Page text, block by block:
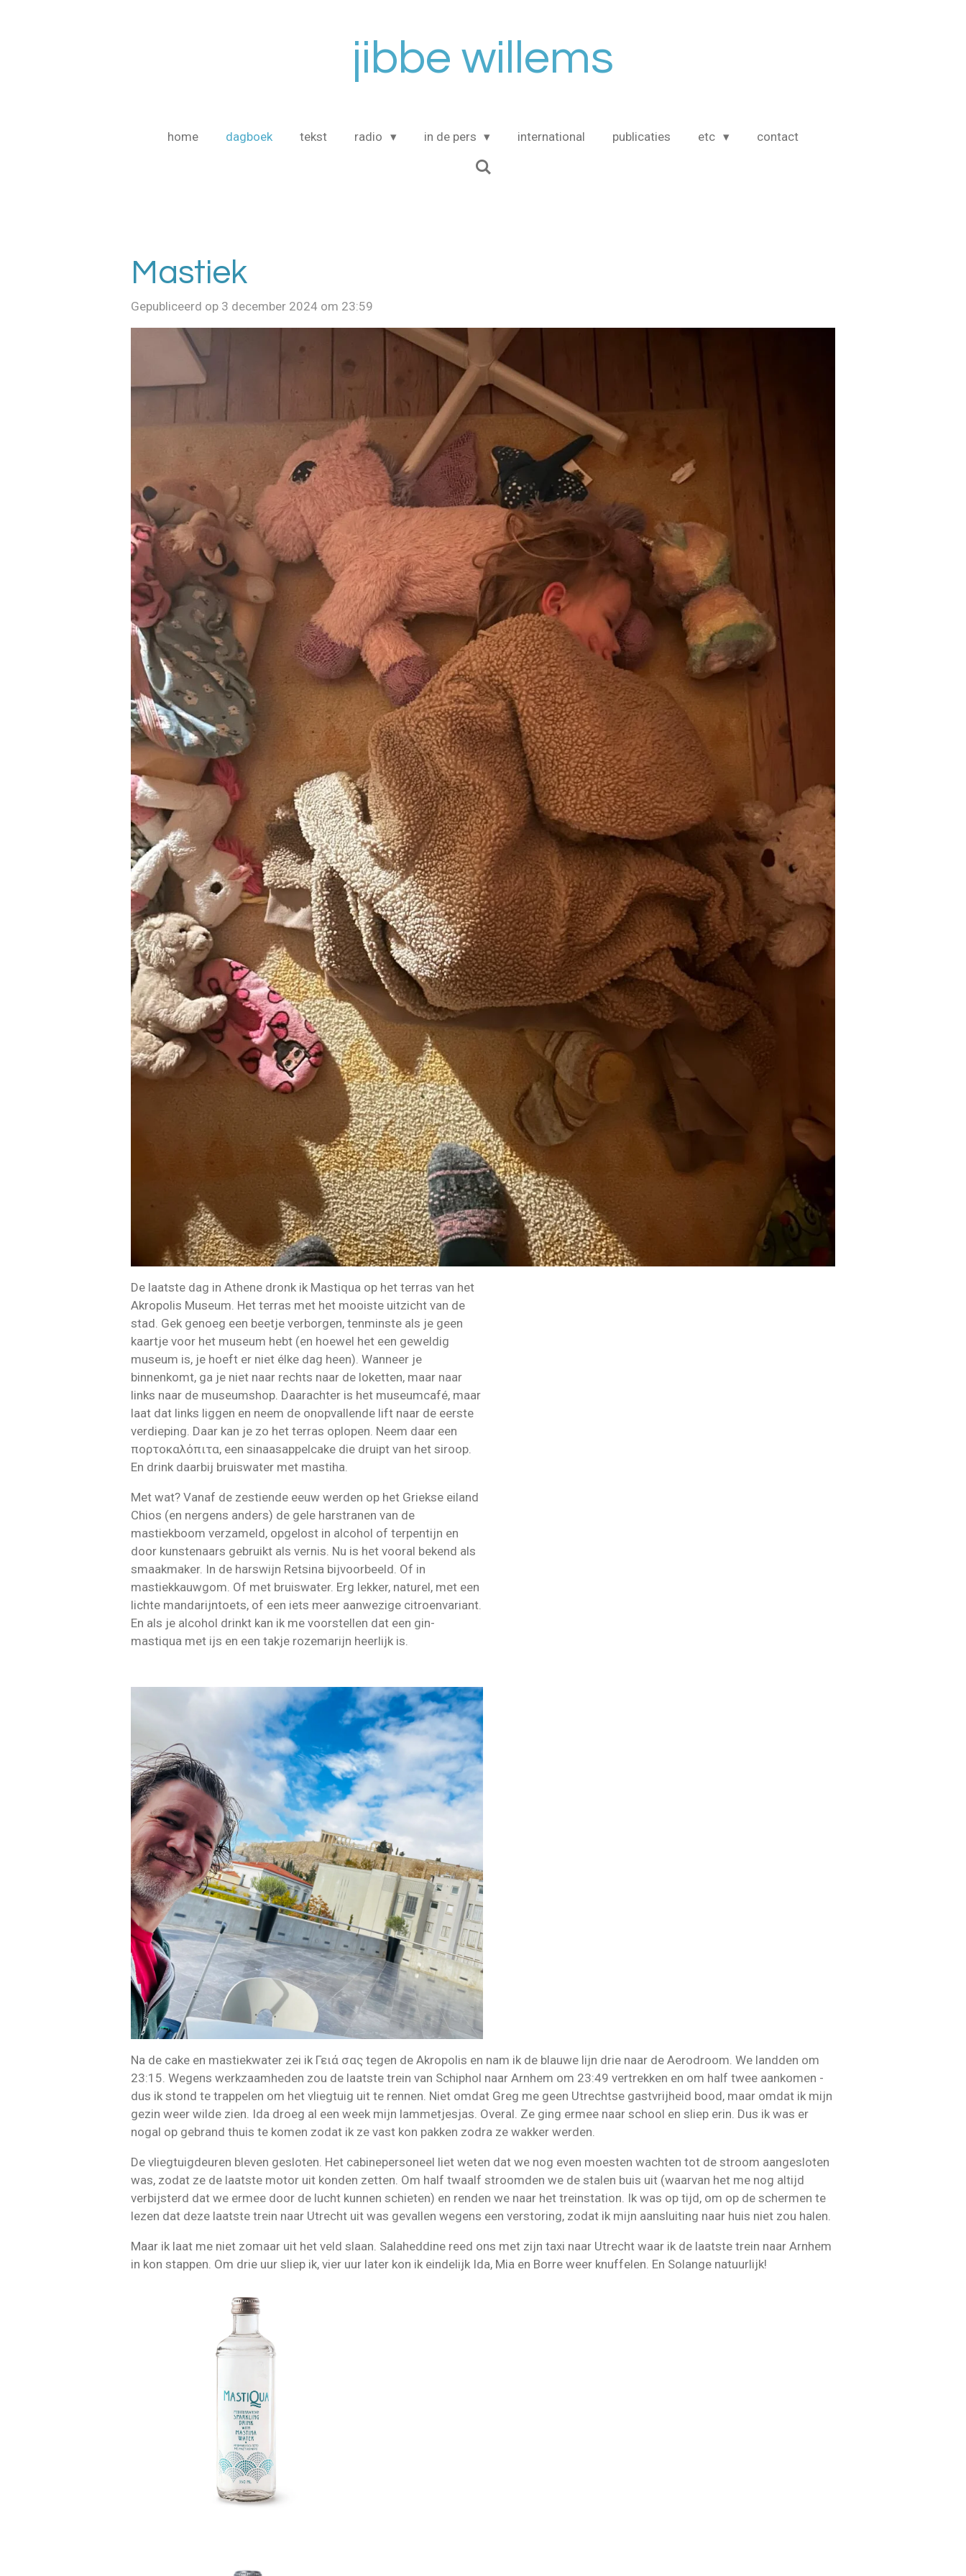
jibbe willems
home dagboek tekst radio in de pers international publicaties etc contact
Mastiek
Gepubliceerd op 3 december 2024 om 23:59
De laatste dag in Athene dronk ik Mastiqua op het terras van het
Akropolis Museum. Het terras met het mooiste uitzicht van de
stad. Gek genoeg een beetje verborgen, tenminste als je geen
kaartje voor het museum hebt (en hoewel het een geweldig
museum is, je hoeft er niet élke dag heen). Wanneer je
binnenkomt, ga je niet naar rechts naar de loketten, maar naar
links naar de museumshop. Daarachter is het museumcafé, maar
laat dat links liggen en neem de onopvallende lift naar de eerste
verdieping. Daar kan je zo het terras oplopen. Neem daar een
πορτοκαλόπιτα, een sinaasappelcake die druipt van het siroop.
En drink daarbij bruiswater met mastiha.
Met wat? Vanaf de zestiende eeuw werden op het Griekse eiland
Chios (en nergens anders) de gele harstranen van de
mastiekboom verzameld, opgelost in alcohol of terpentijn en
door kunstenaars gebruikt als vernis. Nu is het vooral bekend als
smaakmaker. In de harswijn Retsina bijvoorbeeld. Of in
mastiekkauwgom. Of met bruiswater. Erg lekker, naturel, met een
lichte mandarijntoets, of een iets meer aanwezige citroenvariant.
En als je alcohol drinkt kan ik me voorstellen dat een gin-
mastiqua met ijs en een takje rozemarijn heerlijk is.
Na de cake en mastiekwater zei ik Γειά σας tegen de Akropolis en nam ik de blauwe lijn drie naar de Aerodroom. We landden om
23:15. Wegens werkzaamheden zou de laatste trein van Schiphol naar Arnhem om 23:49 vertrekken en om half twee aankomen -
dus ik stond te trappelen om het vliegtuig uit te rennen. Niet omdat Greg me geen Utrechtse gastvrijheid bood, maar omdat ik mijn
gezin weer wilde zien. Ida droeg al een week mijn lammetjesjas. Overal. Ze ging ermee naar school en sliep erin. Dus ik was er
nogal op gebrand thuis te komen zodat ik ze vast kon pakken zodra ze wakker werden.
De vliegtuigdeuren bleven gesloten. Het cabinepersoneel liet weten dat we nog even moesten wachten tot de stroom aangesloten
was, zodat ze de laatste motor uit konden zetten. Om half twaalf stroomden we de stalen buis uit (waarvan het me nog altijd
verbijsterd dat we ermee door de lucht kunnen schieten) en renden we naar het treinstation. Ik was op tijd, om op de schermen te
lezen dat deze laatste trein naar Utrecht uit was gevallen wegens een verstoring, zodat ik mijn aansluiting naar huis niet zou halen.
Maar ik laat me niet zomaar uit het veld slaan. Salaheddine reed ons met zijn taxi naar Utrecht waar ik de laatste trein naar Arnhem
in kon stappen. Om drie uur sliep ik, vier uur later kon ik eindelijk Ida, Mia en Borre weer knuffelen. En Solange natuurlijk!